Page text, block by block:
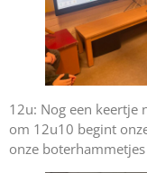
12u: Nog een keertje
om 12u10 begint
onze